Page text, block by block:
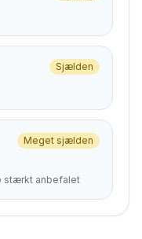
Sjælden
Meget sjælden
stærkt anbefalet